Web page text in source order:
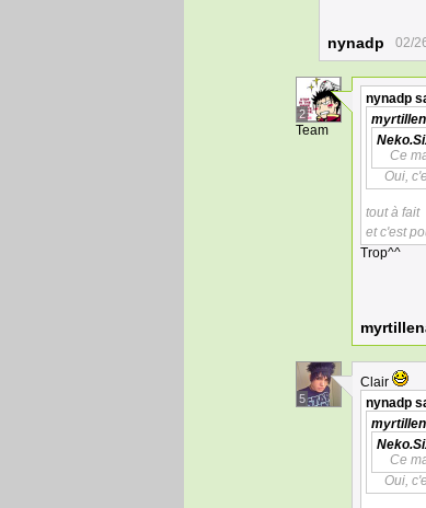
nynadp 02/
2
Team
nynadp
Ce
Oui,
tout à fait
et c'est
Trop^^
5
Clair
nynadp
Ce
Oui,